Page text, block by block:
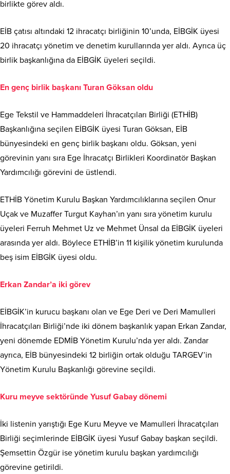
birlikte görev aldı.
EİB çatısı altındaki 12 ihracatçı birliğinin 10’unda, EİBGİK üyesi
20 ihracatçı yönetim ve denetim kurullarında yer aldı. Ayrıca üç
birlik başkanlığına da EİBGİK üyeleri seçildi.
En genç birlik başkanı Turan Göksan oldu
Ege Tekstil ve Hammaddeleri İhracatçıları Birliği (ETHİB)
Başkanlığına seçilen EİBGİK üyesi Turan Göksan, EİB
bünyesindeki en genç birlik başkanı oldu. Göksan, yeni
görevinin yanı sıra Ege İhracatçı Birlikleri Koordinatör Başkan
Yardımcılığı görevini de üstlendi.
ETHİB Yönetim Kurulu Başkan Yardımcılıklarına seçilen Onur
Uçak ve Muzaffer Turgut Kayhan’ın yanı sıra yönetim kurulu
üyeleri Ferruh Mehmet Uz ve Mehmet Ünsal da EİBGİK üyeleri
arasında yer aldı. Böylece ETHİB’in 11 kişilik yönetim kurulunda
beş isim EİBGİK üyesi oldu.
Erkan Zandar’a iki görev
EİBGİK’in kurucu başkanı olan ve Ege Deri ve Deri Mamulleri
İhracatçıları Birliği’nde iki dönem başkanlık yapan Erkan Zandar,
yeni dönemde EDMİB Yönetim Kurulu’nda yer aldı. Zandar
ayrıca, EİB bünyesindeki 12 birliğin ortak olduğu TARGEV’in
Yönetim Kurulu Başkanlığı görevine seçildi.
Kuru meyve sektöründe Yusuf Gabay dönemi
İki listenin yarıştığı Ege Kuru Meyve ve Mamulleri İhracatçıları
Birliği seçimlerinde EİBGİK üyesi Yusuf Gabay başkan seçildi.
Şemsettin Özgür ise yönetim kurulu başkan yardımcılığı
görevine getirildi.